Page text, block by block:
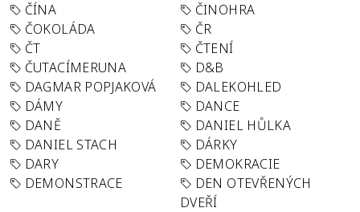
ČÍNA
ČINOHRA
ČOKOLÁDA
ČR
ČT
ČTENÍ
ČUTACÍMERUNA
D&B
DAGMAR POPJAKOVÁ
DALEKOHLED
DÁMY
DANCE
DANĚ
DANIEL HŮLKA
DANIEL STACH
DÁRKY
DARY
DEMOKRACIE
DEMONSTRACE
DEN OTEVŘENÝCH
DVEŘÍ